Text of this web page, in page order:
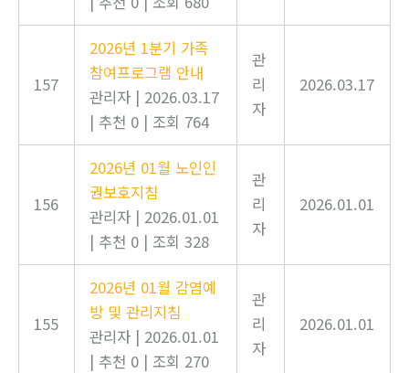
157
2026년 1분기 가족
참여프로그램 안내
관리자 | 2026.03.17
| 추천 0 | 조회 764
관
리
자
2026.03.17
156
2026년 01월 노인인
권보호지침
관리자 | 2026.01.01
| 추천 0 | 조회 328
관
리
자
2026.01.01
155
2026년 01월 감염예
방 및 관리지침
관리자 | 2026.01.01
| 추천 0 | 조회 270
관
리
자
2026.01.01